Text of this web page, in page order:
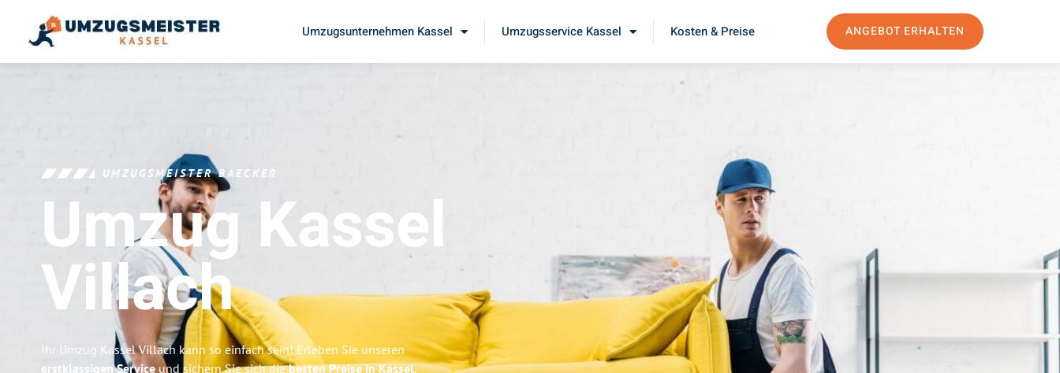
Umzugsunternehmen Kassel Umzugsservice Kassel Kosten & Preise ANGEBOT ERHALTEN
UMZUGSMEISTER BAECKER
Umzug Kassel
Villach
Ihr Umzug Kassel Villach kann so einfach sein! Erleben Sie unseren
erstklassigen Service und sichern Sie sich diebesten Preise in Kassel.